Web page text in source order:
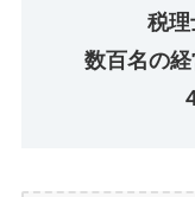
税理
数百名の